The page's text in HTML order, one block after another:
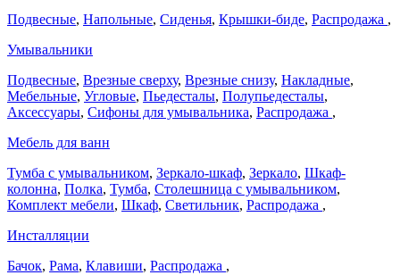
Подвесные, Напольные, Сиденья, Крышки-биде, Распродажа ,
Умывальники
Подвесные, Врезные сверху, Врезные снизу, Накладные,
Мебельные, Угловые, Пьедесталы, Полупьедесталы,
Аксессуары, Сифоны для умывальника, Распродажа ,
Мебель для ванн
Тумба с умывальником, Зеркало-шкаф, Зеркало, Шкаф-
колонна, Полка, Тумба, Столешница с умывальником,
Комплект мебели, Шкаф, Светильник, Распродажа ,
Инсталляции
Бачок, Рама, Клавиши, Распродажа ,